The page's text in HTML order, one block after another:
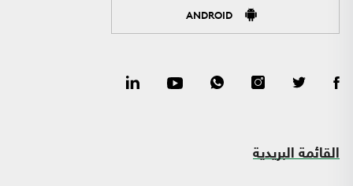
ANDROID
القائمة البريدية